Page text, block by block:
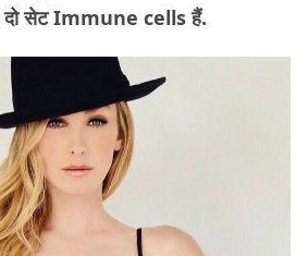
सेट Immune cells हैं.